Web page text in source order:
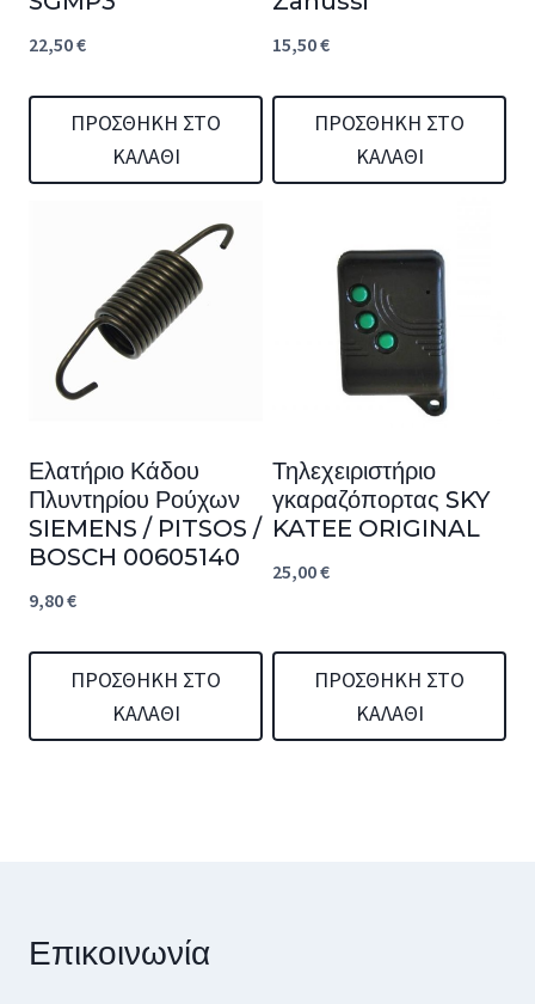
22,50€
ΠΡΟΣΘΉΚΗ ΣΤΟ
ΚΑΛΆΘΙ
15,50€
ΠΡΟΣΘΉΚΗ ΣΤΟ
ΚΑΛΆΘΙ
Ελατήριο Κάδου
Πλυντηρίου Ρούχων
SIEMENS / PITSOS /
BOSCH 00605140
9,80€
ΠΡΟΣΘΉΚΗ ΣΤΟ
ΚΑΛΆΘΙ
Τηλεχειριστήριο
γκαραζόπορτας SKY
KATEE ORIGINAL
25,00€
ΠΡΟΣΘΉΚΗ ΣΤΟ
ΚΑΛΆΘΙ
Επικοινωνία